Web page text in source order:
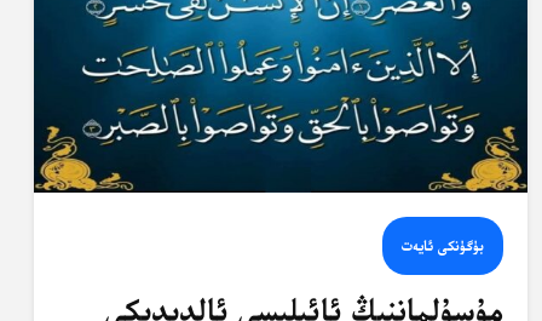
بۈگۈنكى ئايەت
مۇسۇلماننىڭ ئائىلىسى ئالدىدىكى